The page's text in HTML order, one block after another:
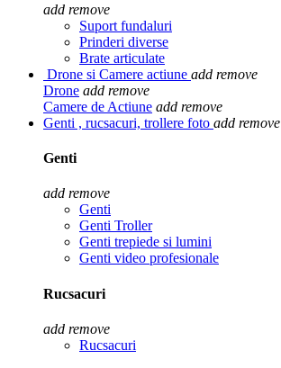
add remove
Suport fundaluri
Prinderi diverse
Brate articulate
Drone si Camere actiune add remove
Drone add remove
Camere de Actiune add remove
Genti , rucsacuri, trollere foto add remove
Genti
add remove
Genti
Genti Troller
Genti trepiede si lumini
Genti video profesionale
Rucsacuri
add remove
Rucsacuri